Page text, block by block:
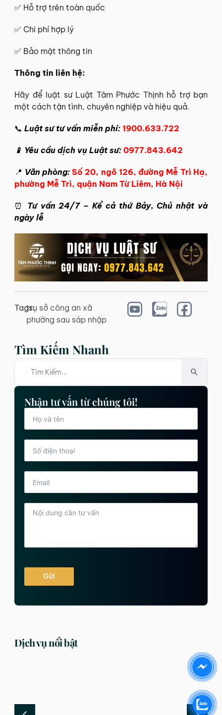
✅ Hỗ trợ trên toàn quốc
✅ Chi phí hợp lý
✅ Bảo mật thông tin
Thông tin liên hệ:
Hãy để luật sư Luật Tâm Phước Thịnh hỗ trợ bạn
một cách tận tình, chuyên nghiệp và hiệu quả.
📞 Luật sư tư vấn miễn phí: 1900.633.722
📱 Yêu cầu dịch vụ Luật sư: 0977.843.642
📍 Văn phòng: Số 20, ngõ 126, đường Mễ Trì Hạ,
phường Mễ Trì, quận Nam Từ Liêm, Hà Nội
⏰ Tư vấn 24/7 – Kể cả thứ Bảy, Chủ nhật và
ngày lễ
Tags:trụ sở công an xã
phường sau sáp nhập
Tìm Kiếm Nhanh
Nhận tư vấn từ chúng tôi!
Gửi
Dịch vụ nổi bật